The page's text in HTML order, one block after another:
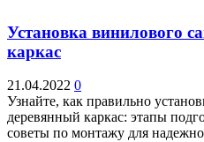
Установка винилового
каркас
21.04.2022 0
Узнайте, как правильно
деревянный каркас: этапы
советы по монтажу для